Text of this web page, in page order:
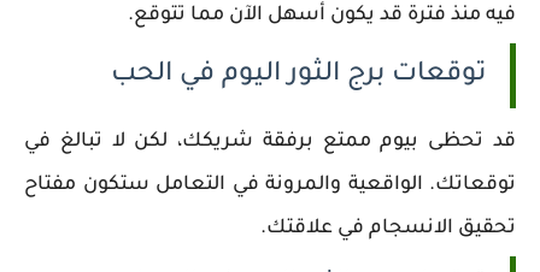
فيه منذ فترة قد يكون أسهل الآن مما تتوقع.
توقعات برج الثور اليوم في الحب
قد تحظى بيوم ممتع برفقة شريكك، لكن لا تبالغ في
توقعاتك. الواقعية والمرونة في التعامل ستكون مفتاح
تحقيق الانسجام في علاقتك.